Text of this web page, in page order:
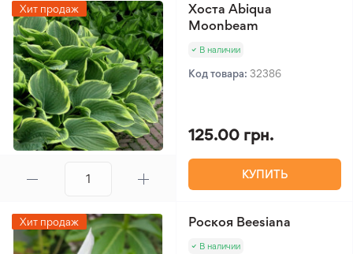
Хит продаж
Хоста Abiqua
Moonbeam
В наличии
Код товара: 32386
125.00 грн.
КУПИТЬ
Хит продаж Роскоя Beesiana
В наличии